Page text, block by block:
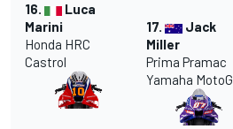
16.
Luca
Marini
Honda HRC
Castrol
17.
Jack
Miller
Prima Pramac
Yamaha